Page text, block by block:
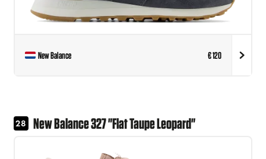
New Balance € 120
28 New Balance 327 "Flat Taupe Leopard"